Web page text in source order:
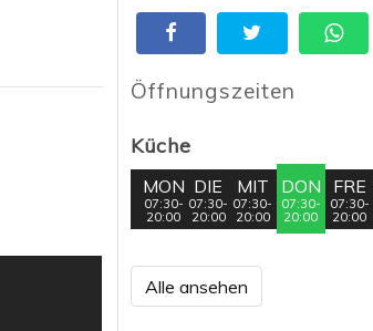
Öffnungszeiten
Küche
MON
07:30-
20:00
DIE
07:30-
20:00
MIT
07:30-
20:00
DON
07:30-
20:00
FRE
07:30-
20:00
Alle ansehen